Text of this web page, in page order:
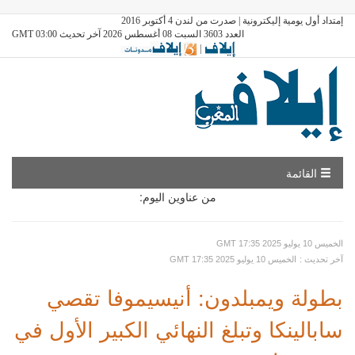
إمتداد أول يومية إليكترونية | صدرت من لندن 4 أكتوبر 2016
العدد 3603 السبت 08 أغسطس 2026 آخر تحديث GMT 03:00
|
القائمة
من عناوين اليوم:
GMT الخميس 10 يوليو 2025 17:35
GMT الخميس 10 يوليو 2025 17:35
: آخر تحديث
بطولة ويمبلدون: أنيسيموفا تقصي
سابالينكا وتبلغ النهائي الكبير الأول في